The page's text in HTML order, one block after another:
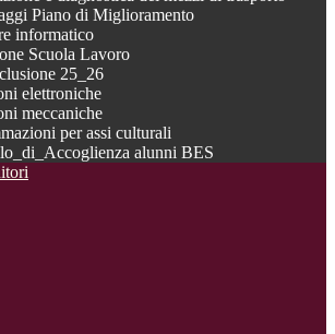
Piano di Miglioramento
informatico
Scuola Lavoro
25_26
elettroniche
meccaniche
per assi culturali
alunni BES